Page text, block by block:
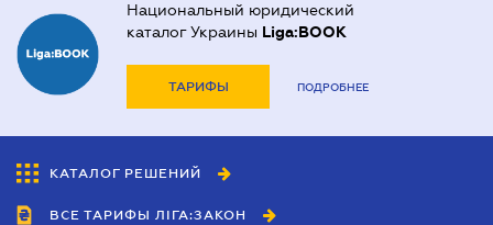
Национальный юридический
каталог Украины Liga:BOOK
ТАРИФЫ ПОДРОБНЕЕ
КАТАЛОГ РЕШЕНИЙ
ВСЕ ТАРИФЫ ЛІГА:ЗАКОН